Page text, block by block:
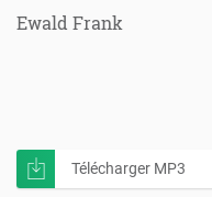
Ewald Frank
Télécharger MP3